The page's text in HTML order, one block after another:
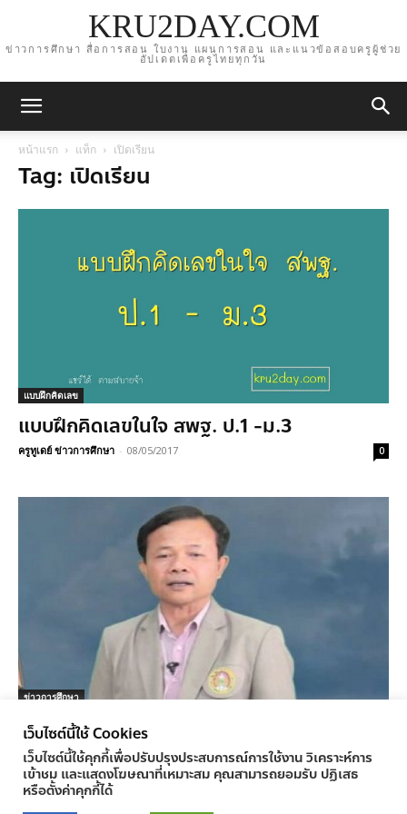
KRU2DAY.COM
ข่าวการศึกษา สื่อการสอน ใบงาน แผนการสอน และแนวข้อสอบครูผู้ช่วย
อัปเดตเพื่อครูไทยทุกวัน
หน้าแรก แท็ก เปิดเรียน
Tag: เปิดเรียน
แบบฝึกคิดเลข
แบบฝึกคิดเลขในใจ สพฐ. ป.1 -ม.3
ครูทูเดย์ ข่าวการศึกษา - 08/05/2017 0
ข่าวการศึกษา
ทปสท.จี้ทปอ.เปิดผลวิจัยเปิด-ปิดอาเซียน
ครูทูเดย์ ข่าวการศึกษา - 18/04/2017
เว็บไซต์นี้ใช้ Cookies
เว็บไซต์นี้ใช้คุกกี้เพื่อปรับปรุงประสบการณ์การใช้งาน วิเคราะห์การ
เข้าชม และแสดงโฆษณาที่เหมาะสม คุณสามารถยอมรับ ปฏิเสธ
หรือตั้งค่าคุกกี้ได้